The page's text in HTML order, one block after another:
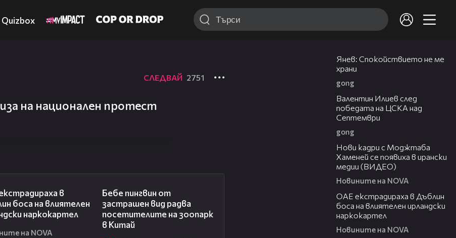
Quizbox
СЛЕДВАЙ 2751
на национален протест
в
боса на влиятелен
наркокартел
на NOVA
Бебе пингвин от
застрашен вид радва
посетителите на зоопарк
в Китай
Янев: Спокойствието не ме
храни
gong
Валентин Илиев след
победата на ЦСКА над
Септември
gong
Нови кадри с Моджтаба
Хаменей се появиха в ирански
медии (ВИДЕО)
Новините на NOVA
ОАЕ екстрадираха в Дъблин
боса на влиятелен ирландски
наркокартел
Новините на NOVA